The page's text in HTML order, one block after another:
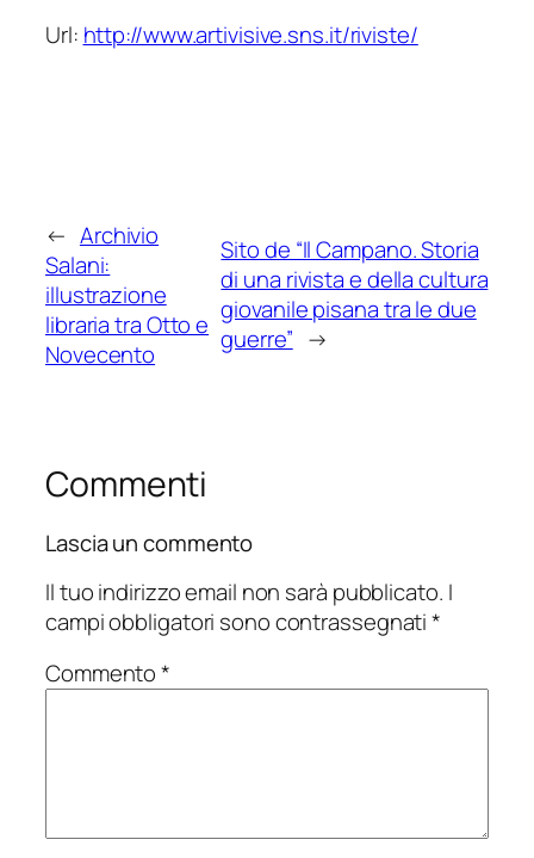
Url: http://www.artivisive.sns.it/riviste/
← Archivio
Salani:
illustrazione
libraria tra Otto e
Novecento
Sito de “Il Campano. Storia
di una rivista e della cultura
giovanile pisana tra le due
guerre” →
Commenti
Lascia un commento
Il tuo indirizzo email non sarà pubblicato. I
campi obbligatori sono contrassegnati*
Commento*